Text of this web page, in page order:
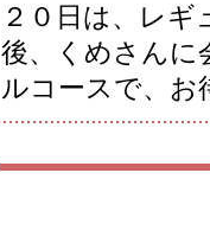
２０日は、レ
後、くめさんに
ルコースで、お